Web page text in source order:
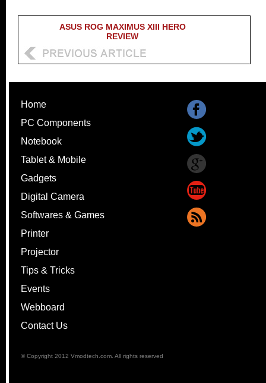
ASUS ROG MAXIMUS XIII HERO
REVIEW
Home
PC Components
Notebook
Tablet & Mobile
Gadgets
Digital Camera
Softwares & Games
Printer
Projector
Tips & Tricks
Events
Webboard
Contact Us
© Copyright 2012 Vmodtech.com. All rights reserved